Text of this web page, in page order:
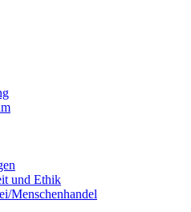
und Ethik
Menschenhandel